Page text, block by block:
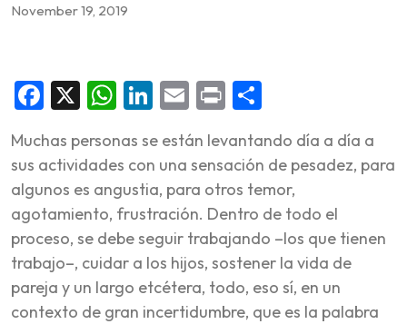
November 19, 2019
Facebook
X WhatsApp
LinkedIn
Email
Print
Muchas personas se están levantando día a día a
sus actividades con una sensación de pesadez, para
algunos es angustia, para otros temor,
agotamiento, frustración. Dentro de todo el
proceso, se debe seguir trabajando –los que tienen
trabajo–, cuidar a los hijos, sostener la vida de
pareja y un largo etcétera, todo, eso sí, en un
contexto de gran incertidumbre, que es la palabra